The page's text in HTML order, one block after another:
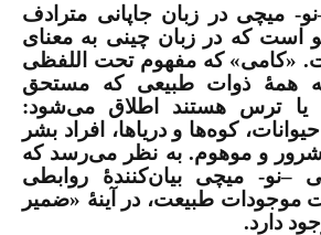
میچی در زبان جاپانی مترادف
است که در زبان چینی به معنای
«کامی» که مفهوم تحت اللفظی
به همۀ ذوات طبیعی که مستحق
یا ترس هستند اطلاق می‌شود:
کوه‌ها و دریاها، افراد بشر
و موهوم. به نظر می‌رسد که
–نو- میچی بیان‌کنندۀ روابطی
موجودات طبیعت، در آینۀ «ضمیر
دارد.